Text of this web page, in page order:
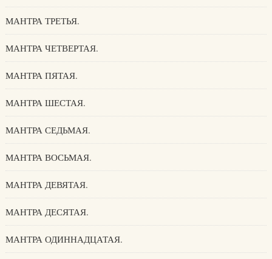
МАНТРА ТРЕТЬЯ.
МАНТРА ЧЕТВЕРТАЯ.
МАНТРА ПЯТАЯ.
МАНТРА ШЕСТАЯ.
МАНТРА СЕДЬМАЯ.
МАНТРА ВОСЬМАЯ.
МАНТРА ДЕВЯТАЯ.
МАНТРА ДЕСЯТАЯ.
МАНТРА ОДИННАДЦАТАЯ.